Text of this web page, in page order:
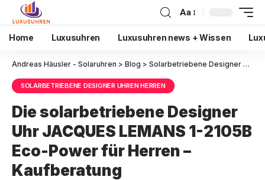
Aa
Home Luxusuhren Luxusuhren news + Wissen
Andreas Häusler - Solaruhren > Blog > Solarbetriebene Designer Uhren Herren
SOLARBETRIEBENE DESIGNER UHREN HERREN
Die solarbetriebene Designer
Uhr JACQUES LEMANS 1-2105B
Eco-Power für Herren –
Kaufberatung